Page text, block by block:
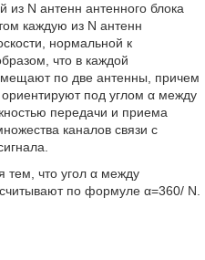
из N антенн антенного блока
каждую из N антенн
нормальной к
что в каждой
по две антенны, причем
под углом α между
передачи и приема
каналов связи с
что угол α между
по формуле α=360/ N.